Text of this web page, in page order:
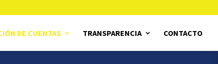
DE CUENTAS TRANSPARENCIA CONTACTO